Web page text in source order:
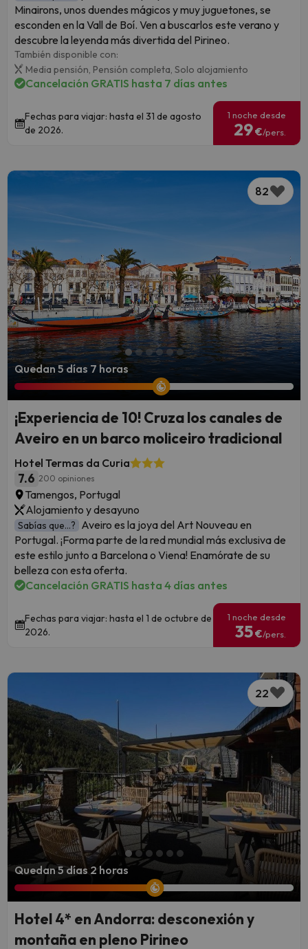
Minairons, unos duendes mágicos y muy juguetones, se
esconden en la Vall de Boí. Ven a buscarlos este verano y
descubre la leyenda más divertida del Pirineo.
También disponible con:
Media pensión, Pensión completa, Solo alojamiento
Cancelación GRATIS hasta 7 días antes
Fechas para viajar: hasta el 31 de agosto
de 2026.
1 noche desde
29€/pers.
82
Quedan 5 días 7 horas
¡Experiencia de 10! Cruza los canales de
Aveiro en un barco moliceiro tradicional
Hotel Termas da Curia
7.6 200 opiniones
Tamengos, Portugal
Alojamiento y desayuno
Sabías que...? Aveiro es la joya del Art Nouveau en
Portugal. ¡Forma parte de la red mundial más exclusiva de
este estilo junto a Barcelona o Viena! Enamórate de su
belleza con esta oferta.
Cancelación GRATIS hasta 4 días antes
Fechas para viajar: hasta el 1 de octubre de
2026.
1 noche desde
35€/pers.
22
Quedan 5 días 2 horas
Hotel 4* en Andorra: desconexión y
montaña en pleno Pirineo